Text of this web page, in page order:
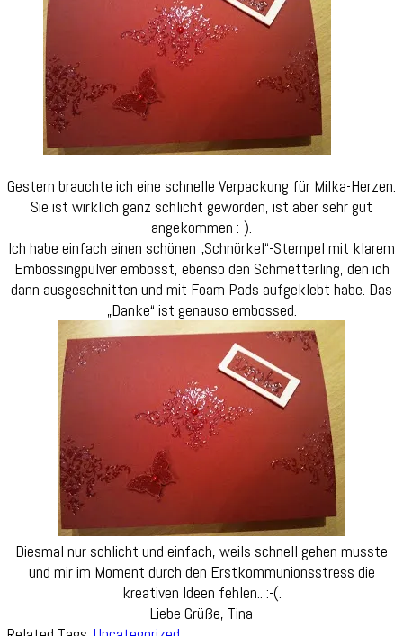
Gestern brauchte ich eine schnelle Verpackung für Milka-Herzen.
Sie ist wirklich ganz schlicht geworden, ist aber sehr gut
angekommen :-).
Ich habe einfach einen schönen „Schnörkel“-Stempel mit klarem
Embossingpulver embosst, ebenso den Schmetterling, den ich
dann ausgeschnitten und mit Foam Pads aufgeklebt habe. Das
„Danke“ ist genauso embossed.
Diesmal nur schlicht und einfach, weils schnell gehen musste
und mir im Moment durch den Erstkommunionsstress die
kreativen Ideen fehlen.. :-(.
Liebe Grüße, Tina